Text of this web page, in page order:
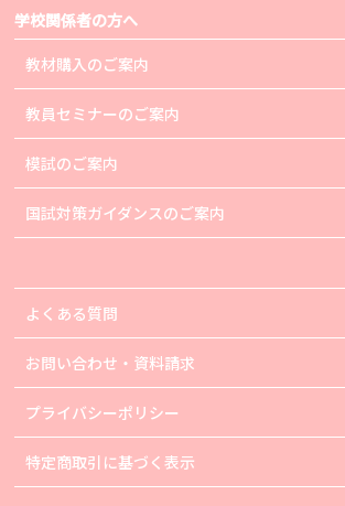
学校関係者の方へ
教材購入のご案内
教員セミナーのご案内
模試のご案内
国試対策ガイダンスのご案内
よくある質問
お問い合わせ・資料請求
プライバシーポリシー
特定商取引に基づく表示